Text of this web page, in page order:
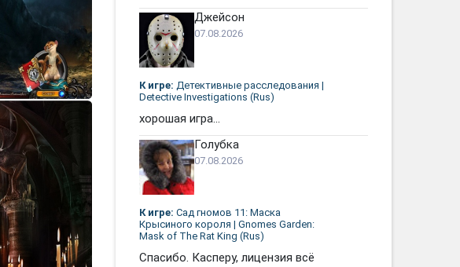
Джейсон
07.08.2026
К игре: Детективные расследования |
Detective Investigations (Rus)
хорошая игра...
Голубка
07.08.2026
К игре: Сад гномов 11: Маска
Крысиного короля | Gnomes Garden:
Mask of The Rat King (Rus)
Спасибо. Касперу, лицензия всё